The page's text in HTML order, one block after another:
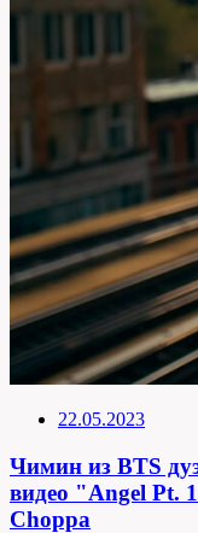
22.05.2023
Чимин из BTS
видео "Angel Pt.
Choppa